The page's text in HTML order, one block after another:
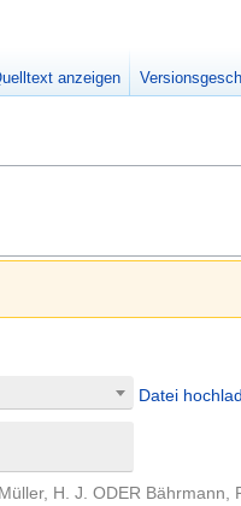
Datei
H. J. ODER Bährmann,
anzeigen